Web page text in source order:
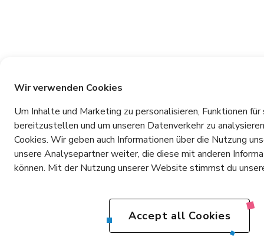
Wir verwenden Cookies
Um Inhalte und Marketing zu personalisieren, Funktionen
bereitzustellen und um unseren Datenverkehr zu
Cookies. Wir geben auch Informationen über die Nutzung
unsere Analysepartner weiter, die diese mit anderen
können. Mit der Nutzung unserer Website stimmst du
Accept all Cookies